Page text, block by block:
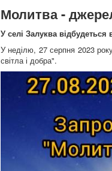
Молитва -
У селі Залуква відбудеться
У неділю, 27 серпня 2023
світла і добра".